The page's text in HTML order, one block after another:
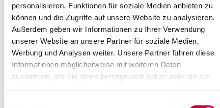
personalisieren, Funktionen für soziale Medien anbieten zu
können und die Zugriffe auf unsere Website zu analysieren.
Außerdem geben wir Informationen zu Ihrer Verwendung
unserer Website an unsere Partner für soziale Medien,
Werbung und Analysen weiter. Unsere Partner führen diese
Informationen möglicherweise mit weiteren Daten
zusammen, die Sie ihnen bereitgestellt haben oder die sie
Kapazitäten soll das Prüfungsniveau gesteigert und der
Verwaltungsaufwand insbesondere bei den Personalausgaben
verringert werden.
Neben der klassischen Rechnungsprüfung wie z. B. bei den
Kassen- und Belegprüfungen sollen künftig die Beratung und
Unterstützung der Verwaltungen, die Beteiligung an
Projektarbeiten, die Steuerungsunterstützung der
Geschäftsleitungen und die sogenannte begleitende Prüfung